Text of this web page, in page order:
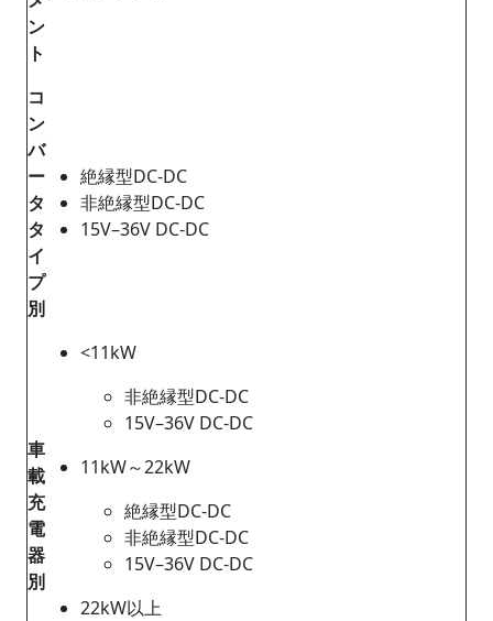
ン
ト
コ
ン
バ
ー
タ
タ
イ
プ
別
絶縁型DC-DC
非絶縁型DC-DC
15V–36V DC-DC
車
載
充
電
器
別
<11kW
非絶縁型DC-DC
15V–36V DC-DC
11kW～22kW
絶縁型DC-DC
非絶縁型DC-DC
15V–36V DC-DC
22kW以上